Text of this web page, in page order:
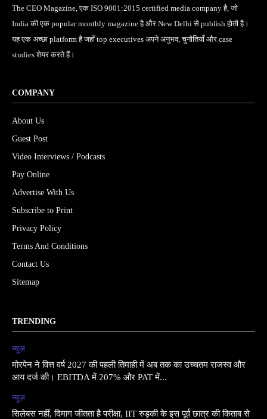
The CEO Magazine, एक ISO 9001:2015 certified media company है, जो
India की एक popular monthly magazine है और New Delhi से publish होती है।
यह एक अच्छा platform है जहाँ top executives अपने अनुभव, चुनौतियाँ और case
studies शेयर करते हैं।
COMPANY
About Us
Guest Post
Video Interviews / Podcasts
Pay Online
Advertise With Us
Subscribe to Print
Privacy Policy
Terms And Conditions
Contact Us
Sitemap
TRENDING
न्यूज़
मोरपेन ने वित्त वर्ष 2027 की पहली तिमाही में अब तक का उच्चतम राजस्व और
आय दर्ज की। EBITDA में 207% और PAT में...
न्यूज़
सिलेबस नहीं, दिमाग जीतता है परीक्षा, IIT रुड़की के इस पूर्व छात्र की किताब से